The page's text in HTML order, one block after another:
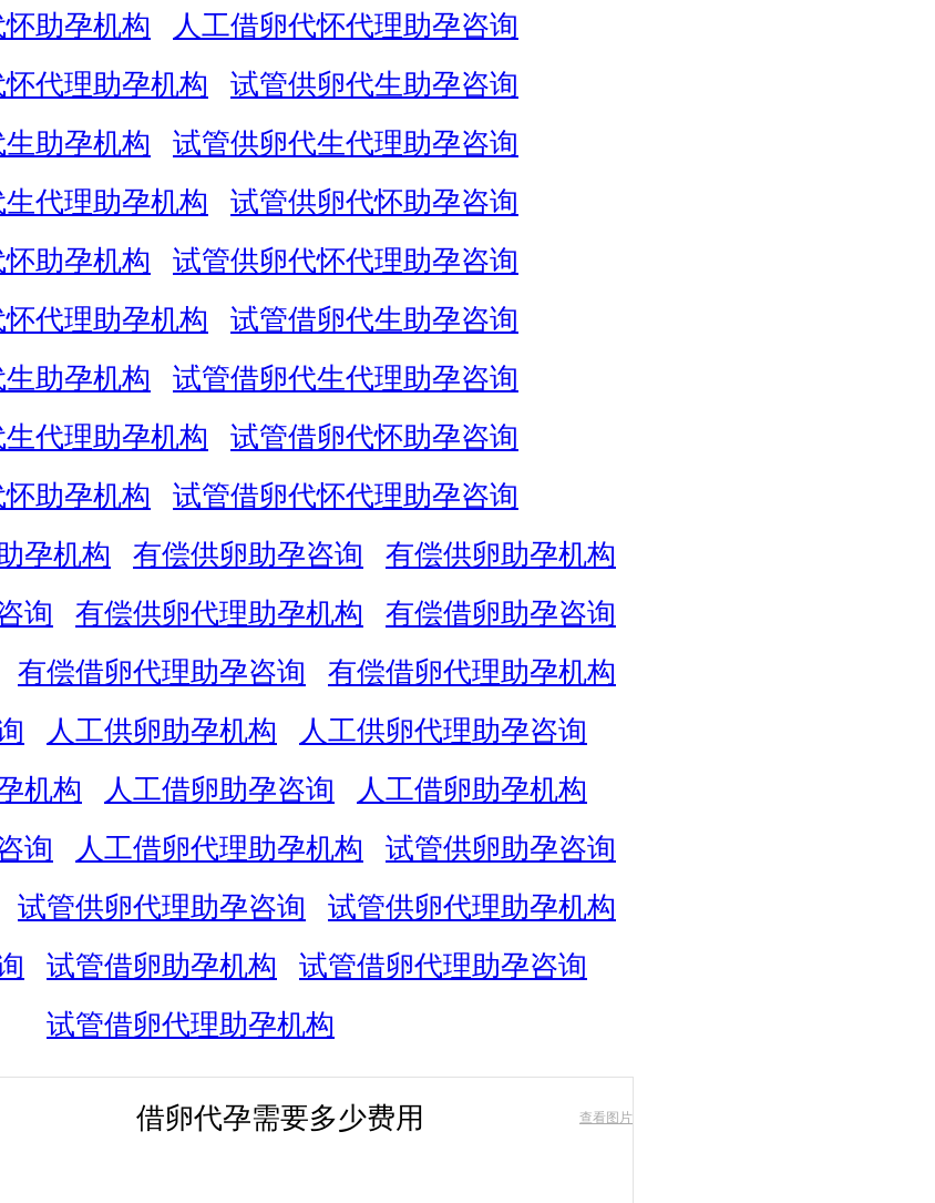
助孕机构
人工借卵代怀代理助孕咨询
怀代理助孕机构
试管供卵代生助孕咨询
助孕机构
试管供卵代生代理助孕咨询
代理助孕机构
试管供卵代怀助孕咨询
助孕机构
试管供卵代怀代理助孕咨询
代理助孕机构
试管借卵代生助孕咨询
助孕机构
试管借卵代生代理助孕咨询
代理助孕机构
试管借卵代怀助孕咨询
助孕机构
试管借卵代怀代理助孕咨询
孕机构
有偿供卵助孕咨询
有偿供卵助孕机构
询
有偿供卵代理助孕机构
有偿借卵助孕咨询
有偿借卵代理助孕咨询
有偿借卵代理助孕机构
人工供卵助孕机构
人工供卵代理助孕咨询
机构
人工借卵助孕咨询
人工借卵助孕机构
询
人工借卵代理助孕机构
试管供卵助孕咨询
试管供卵代理助孕咨询
试管供卵代理助孕机构
试管借卵助孕机构
试管借卵代理助孕咨询
试管借卵代理助孕机构
借卵代孕需要多少费用 查看图片